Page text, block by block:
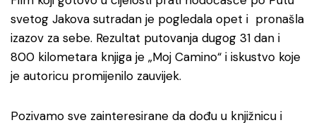
svetog Jakova sutradan je pogledala opet i pronašla
izazov za sebe. Rezultat putovanja dugog 31 dan i
800 kilometara knjiga je „Moj Camino“ i iskustvo koje
je autoricu promijenilo zauvijek.
Pozivamo sve zainteresirane da dođu u knjižnicu i